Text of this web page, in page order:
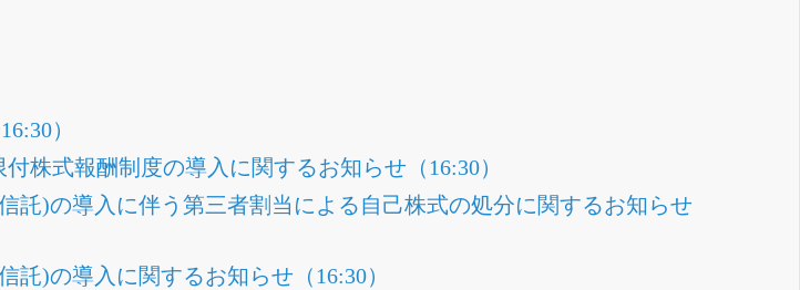
）
株式報酬制度の導入に関するお知らせ（16:30）
託)の導入に伴う第三者割当による自己株式の処分に関するお知らせ
託)の導入に関するお知らせ（16:30）